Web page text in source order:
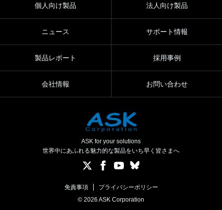
個人向け製品 法人向け製品
ニュース サポート情報
製品レポート 採用事例
会社情報 お問い合わせ
ASK for your solutions
世界中にあふれる魅力的な製品をいち早く皆さまへ
免責事項
プライバシーポリシー
© 2026 ASK Corporation